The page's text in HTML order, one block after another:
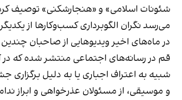
شئونات اسلامی» و «هنجارشکنی» توصیف
می‌رسد نگران الگوبرداری کسب‌وکارها از
در ماه‌های اخیر ویدیوهایی از صاحبان
قم در رسانه‌های اجتماعی منتشر شده که در
شبیه به اعتراف اجباری یا به دلیل
و موسیقی، از مسئولان عذرخواهی و ابراز